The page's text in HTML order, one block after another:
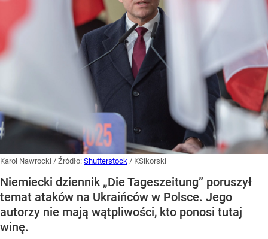
Karol Nawrocki / Źródło: Shutterstock / KSikorski
Niemiecki dziennik „Die Tageszeitung” poruszył
temat ataków na Ukraińców w Polsce. Jego
autorzy nie mają wątpliwości, kto ponosi tutaj
winę.